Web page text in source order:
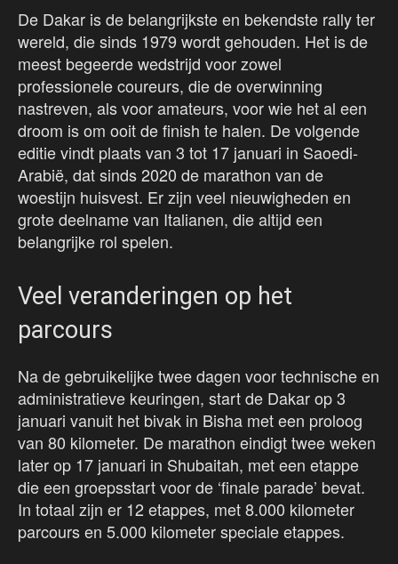
De Dakar is de belangrijkste en bekendste rally ter
wereld, die sinds 1979 wordt gehouden. Het is de
meest begeerde wedstrijd voor zowel
professionele coureurs, die de overwinning
nastreven, als voor amateurs, voor wie het al een
droom is om ooit de finish te halen. De volgende
editie vindt plaats van 3 tot 17 januari in Saoedi-
Arabië, dat sinds 2020 de marathon van de
woestijn huisvest. Er zijn veel nieuwigheden en
grote deelname van Italianen, die altijd een
belangrijke rol spelen.
Veel veranderingen op het
parcours
Na de gebruikelijke twee dagen voor technische en
administratieve keuringen, start de Dakar op 3
januari vanuit het bivak in Bisha met een proloog
van 80 kilometer. De marathon eindigt twee weken
later op 17 januari in Shubaitah, met een etappe
die een groepsstart voor de ‘finale parade’ bevat.
In totaal zijn er 12 etappes, met 8.000 kilometer
parcours en 5.000 kilometer speciale etappes.